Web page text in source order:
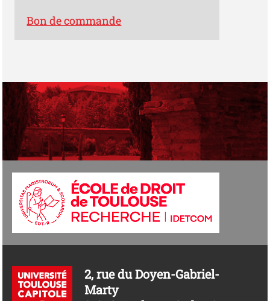
Bon de commande
2, rue du Doyen-Gabriel-
Marty